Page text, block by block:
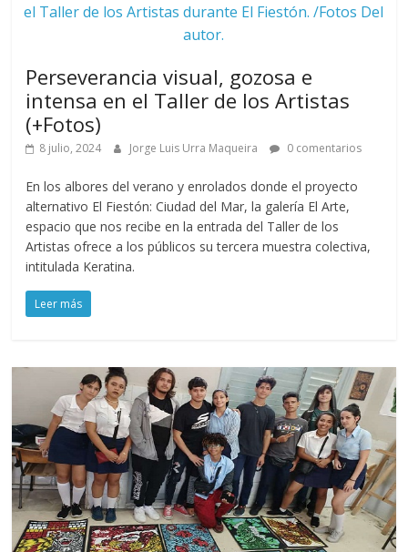
el Taller de los Artistas durante El Fiestón. /Fotos Del
autor.
Perseverancia visual, gozosa e
intensa en el Taller de los Artistas
(+Fotos)
8 julio, 2024 Jorge Luis Urra Maqueira 0 comentarios
En los albores del verano y enrolados donde el proyecto
alternativo El Fiestón: Ciudad del Mar, la galería El Arte,
espacio que nos recibe en la entrada del Taller de los
Artistas ofrece a los públicos su tercera muestra colectiva,
intitulada Keratina.
Leer más